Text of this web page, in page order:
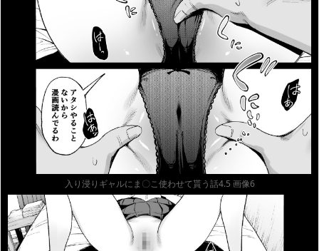
入り浸りギャルにま〇こ使わせて貰う話4.5 画像6